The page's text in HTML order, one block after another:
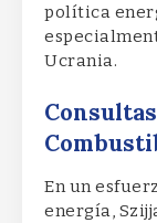
política
Ucrania.
En un
energía,